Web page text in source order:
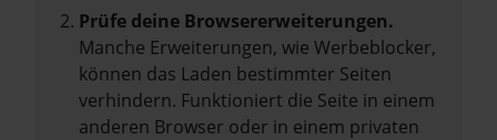
Prüfe deine Browsererweiterungen.
Manche Erweiterungen, wie Werbeblocker,
können das Laden bestimmter Seiten
verhindern. Funktioniert die Seite in einem
anderen Browser oder in einem privaten